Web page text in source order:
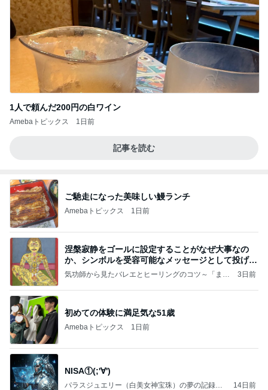
1人で頼んだ200円の白ワイン
Amebaトピックス 1日前
記事を読む
ご馳走になった美味しい鰻ランチ
Amebaトピックス 1日前
涅槃寂静をゴールに設定することがなぜ大事なの
か、シンボルを受容可能なメッセージとして投げる
ことが
気功師から見たバレエとヒーリングのコツ～「まと
3日前
初めての体験に満足気な51歳
Amebaトピックス 1日前
NISA①(;'∀')
パラスジュエリー（白美女神宝珠）の夢の記録
14日前